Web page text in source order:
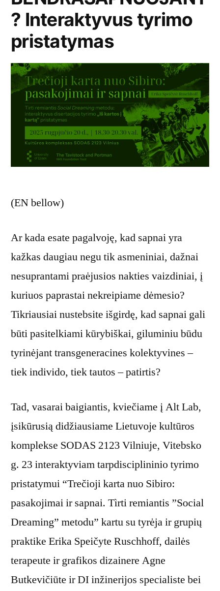
? Interaktyvus tyrimo
pristatymas
(EN bellow)
Ar kada esate pagalvoję, kad sapnai yra
kažkas daugiau negu tik asmeniniai, dažnai
nesuprantami praėjusios nakties vaizdiniai, į
kuriuos paprastai nekreipiame dėmesio?
Tikriausiai nustebsite išgirdę, kad sapnai gali
būti pasitelkiami kūrybiškai, giluminiu būdu
tyrinėjant transgeneracines kolektyvines –
tiek individo, tiek tautos – patirtis?
Tad, vasarai baigiantis, kviečiame į Alt Lab,
įsikūrusią didžiausiame Lietuvoje kultūros
komplekse SODAS 2123 Vilniuje, Vitebsko
g. 23 interaktyviam tarpdisciplininio tyrimo
pristatymui “Trečioji karta nuo Sibiro:
pasakojimai ir sapnai. Tìrti remiantis ”Social
Dreaming” metodu” kartu su tyrėja ir grupių
praktike Erika Speičyte Ruschhoff, dailės
terapeute ir grafikos dizainere Agne
Butkevičiūte ir DI inžinerijos specialiste bei